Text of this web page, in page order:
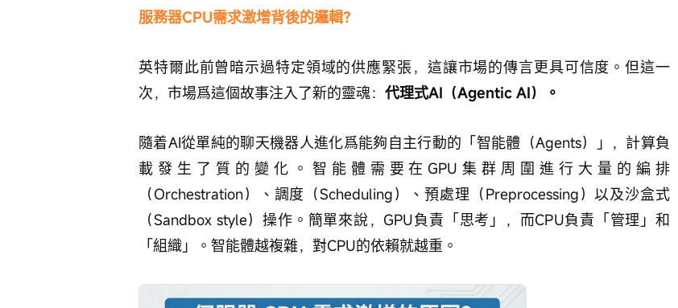
服務器CPU需求激增背後的邏輯？
英特爾此前曾暗示過特定領域的供應緊張，這讓市場的傳言更具可信度。但這一
次，市場爲這個故事注入了新的靈魂： 代理式AI（Agentic AI）。
隨着AI從單純的聊天機器人進化爲能夠自主行動的「智能體（Agents）」，計算負
載發生了質的變化。智能體需要在GPU集群周圍進行大量的編排
（Orchestration）、調度（Scheduling）、預處理（Preprocessing）以及沙盒式
（Sandbox style）操作。簡單來說，GPU負責「思考」，而CPU負責「管理」和
「組織」。智能體越複雜，對CPU的依賴就越重。